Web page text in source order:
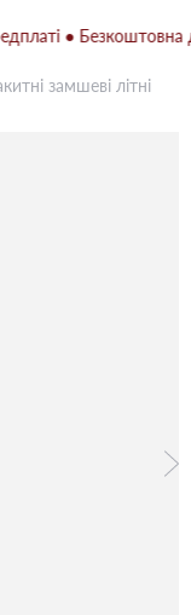
● Безкоштовна
замшеві літні